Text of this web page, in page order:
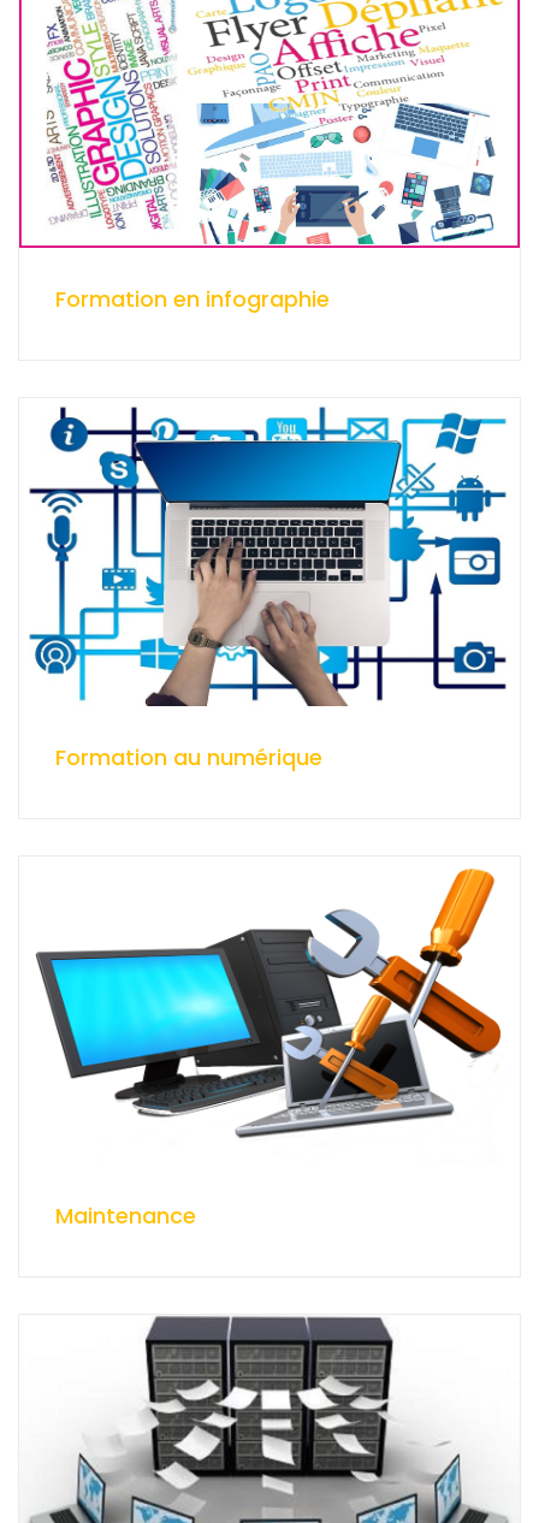
Formation en infographie
Formation au numérique
Maintenance